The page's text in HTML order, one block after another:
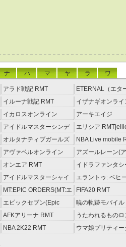
ナ ハ マ ヤ ラ ワ
アラド戦記 RMT
ETERNAL（エタ
RMT
イルーナ戦記 RMT
イザナギオンライ
イカロスオンライン
RMT（予約制）
アーキエイジ
RMT|ArcheAge
約制）
アイドルマスターシンデ
レラガールズ(モバマス)
RMT
エリシア
RMT
オルタナティブガールズ
RMT
NBA Live mobile
アヴァベルオンライン
RMT
アズールレーン(
RMT
オンエア RMT
イドラファンタシ
ーサーガ RMT
アイドルマスターシャイ
ニーカラーズ(シャニマス)
RMT
エラントゥ: ベヒ
ピリット RMT
MT:EPIC ORDERS(MT:エ
ピック・オーダーズ)
RMT
FIFA20 RMT
エピックセブン(Epic
Seven) RMT
暁の軌跡モバイル
伝説 ） RMT
AFKアリーナ RMT
うたわれるもの
ラグ(ロスフラ)
NBA 2K22 RMT
ウマ娘プリティー